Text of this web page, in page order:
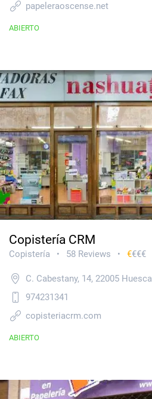
papeleraoscense.net
ABIERTO
Copistería CRM
Copistería • 58 Reviews • €€€€
C. Cabestany, 14, 22005 Huesca
974231341
copisteriacrm.com
ABIERTO